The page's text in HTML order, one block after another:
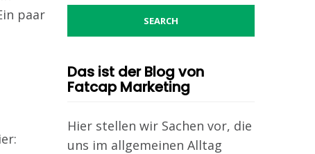
paar
Das ist der Blog von
Fatcap Marketing
Hier stellen wir Sachen vor, die
uns im allgemeinen Alltag